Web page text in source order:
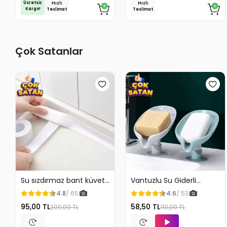
Ücretsiz
Kargo!
Hızlı
Teslimat
Hızlı
Teslimat
Çok Satanlar
Su sızdırmaz bant küvet
Tezgah tamir bandı
4.8/ 65
95,00 TL200,00 TL
Vantuzlu Su Giderli
Sabunluk Kaymaz
4.6/ 53
58,50 TL110,00 TL